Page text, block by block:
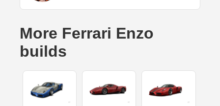
More Ferrari Enzo
builds